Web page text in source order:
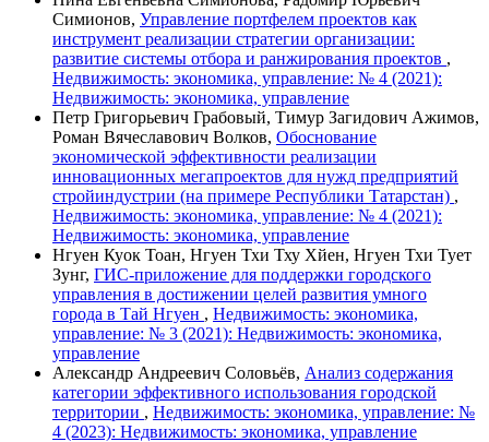
Симионов, Управление портфелем проектов как
инструмент реализации стратегии организации:
развитие системы отбора и ранжирования проектов ,
Недвижимость: экономика, управление: № 4 (2021):
Недвижимость: экономика, управление
Петр Григорьевич Грабовый, Тимур Загидович Ажимов,
Роман Вячеславович Волков, Обоснование
экономической эффективности реализации
инновационных мегапроектов для нужд предприятий
стройиндустрии (на примере Республики Татарстан) ,
Недвижимость: экономика, управление: № 4 (2021):
Недвижимость: экономика, управление
Нгуен Куок Тоан, Нгуен Тхи Тху Хйен, Нгуен Тхи Тует
Зунг, ГИС-приложение для поддержки городского
управления в достижении целей развития умного
города в Тай Нгуен , Недвижимость: экономика,
управление: № 3 (2021): Недвижимость: экономика,
управление
Александр Андреевич Соловьёв, Анализ содержания
категории эффективного использования городской
территории , Недвижимость: экономика, управление: №
4 (2023): Недвижимость: экономика, управление